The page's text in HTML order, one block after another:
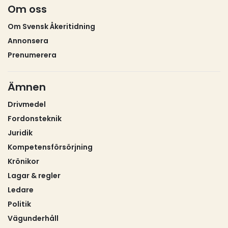
om hur mycket före sin tid han var. Att han
fortsatte vara aktiv långt upp i 80‑årsåldern – och till
och med arbetade med sin första eldrivna lastbil in i
det sista – säger allt om hans driv. Svempa slutade
aldrig vara nyfiken. Det fanns alltid något att justera,
byggs inte enbart av priser, pokaler och ikoniska
minnen. Av berättelser som lever vidare runt
kaffebord, i verkstäder och längs vägarna. Från
chaufför till chaufför. Från mun till mun. Numera
också via sociala medier.Ett sådant minne bär jag
själv med mig.
Om oss
Om Svensk Åkeritidning
Annonsera
Prenumerera
Ämnen
Drivmedel
Fordonsteknik
Juridik
Kompetensförsörjning
Krönikor
Lagar & regler
Ledare
Politik
Vägunderhåll